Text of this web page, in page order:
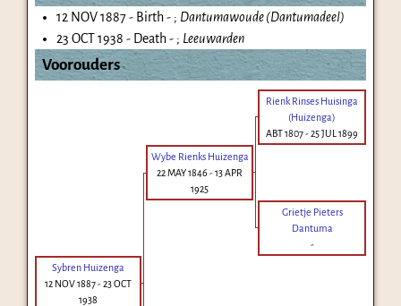
12 NOV 1887 - Birth - ; Dantumawoude (Dantumadeel)
23 OCT 1938 - Death - ; Leeuwarden
Voorouders
Rienk Rinses Huisinga
(Huizenga)
ABT 1807-25 JUL 1899
Wybe Rienks Huizenga
22 MAY 1846 -13 APR
1925
Grietje Pieters
Dantuma
-
Sybren Huizenga
12 NOV 1887-23 OCT
1938